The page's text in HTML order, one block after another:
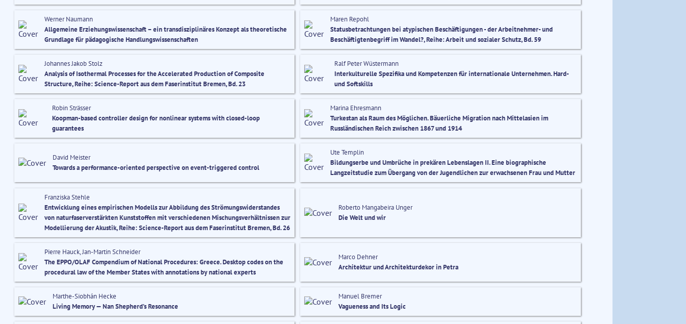
Werner Naumann
Allgemeine Erziehungswissenschaft – ein transdisziplinäres Konzept als theoretische
Grundlage für pädagogische Handlungswissenschaften
Maren Repohl
Statusbetrachtungen bei atypischen Beschäftigungen - der Arbeitnehmer- und
Beschäftigtenbegriff im Wandel?, Reihe: Arbeit und sozialer Schutz, Bd. 59
Johannes Jakob Stolz
Analysis of Isothermal Processes for the Accelerated Production of Composite
Structure, Reihe: Science-Report aus dem Faserinstitut Bremen, Bd. 23
Ralf Peter Wüstermann
Interkulturelle Spezifika und Kompetenzen für internationale Unternehmen. Hard-
und Softskills
Robin Strässer
Koopman-based controller design for nonlinear systems with closed-loop
guarantees
Marina Ehresmann
Turkestan als Raum des Möglichen. Bäuerliche Migration nach Mittelasien im
Russländischen Reich zwischen 1867 und 1914
David Meister
Towards a performance-oriented perspective on event-triggered control
Ute Templin
Bildungserbe und Umbrüche in prekären Lebenslagen II. Eine biographische
Langzeitstudie zum Übergang von der Jugendlichen zur erwachsenen Frau und Mutter
Franziska Stehle
Entwicklung eines empirischen Modells zur Abbildung des Strömungswiderstandes
von naturfaserverstärkten Kunststoffen mit verschiedenen Mischungsverhältnissen zur
Modellierung der Akustik, Reihe: Science-Report aus dem Faserinstitut Bremen, Bd. 26
Roberto Mangabeira Unger
Die Welt und wir
Pierre Hauck, Jan-Martin Schneider
The EPPO/OLAF Compendium of National Procedures: Greece. Desktop codes on the
procedural law of the Member States with annotations by national experts
Marco Dehner
Architektur und Architekturdekor in Petra
Marthe-Siobhán Hecke
Living Memory — Nan Shepherd’s Resonance
Manuel Bremer
Vagueness and Its Logic